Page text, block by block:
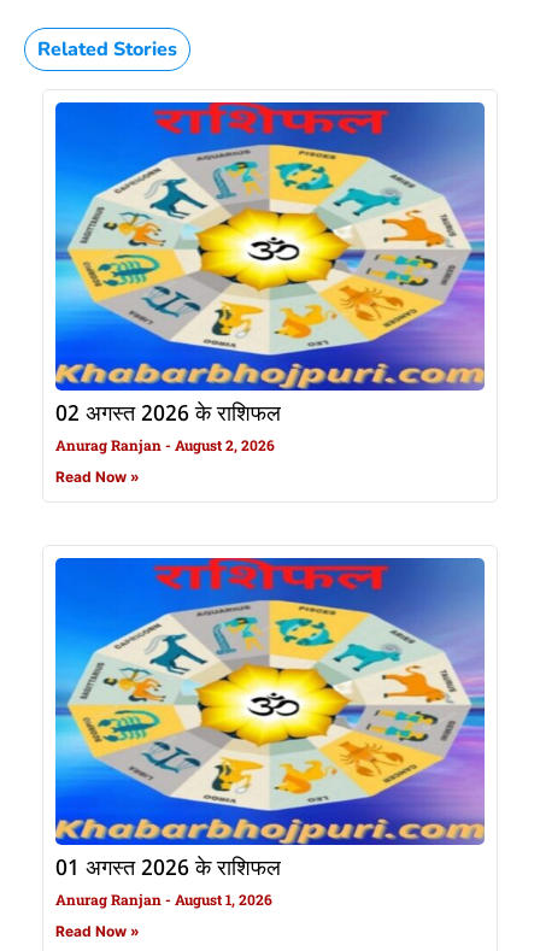
Related Stories
02 अगस्त 2026 के राशिफल
Anurag Ranjan August 2, 2026
Read Now »
01 अगस्त 2026 के राशिफल
Anurag Ranjan August 1, 2026
Read Now »